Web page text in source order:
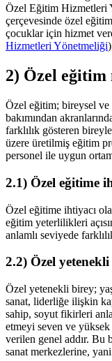
Özel Eğitim Hizmetleri
çerçevesinde özel
çocuklar için hizmet
Hizmetleri Yönetmeliği)
2) Özel eğitim
Özel eğitim; bireysel
bakımından
farklılık gösteren
üzere üretilmiş eğitim
personel ile uygun
2.1) Özel eğitime
Özel eğitime ihtiyacı
eğitim yeterlilikleri
anlamlı seviyede
2.2) Özel
Özel yetenekli birey;
sanat, liderliğe ilişkin
sahip, soyut fikirleri
etmeyi seven ve
verilen genel addır. Bu
sanat merkezlerine, yani